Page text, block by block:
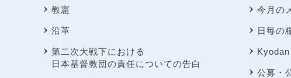
教憲
沿革
第二次大戦下における
日本基督教団の責任についての告白
今月の
日毎の
公募・